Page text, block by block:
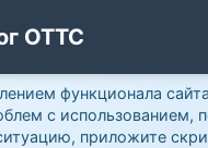
ОТТС
функционала
с использованием,
приложите